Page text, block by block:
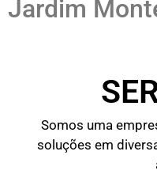
Jardim
Somos uma
soluções em